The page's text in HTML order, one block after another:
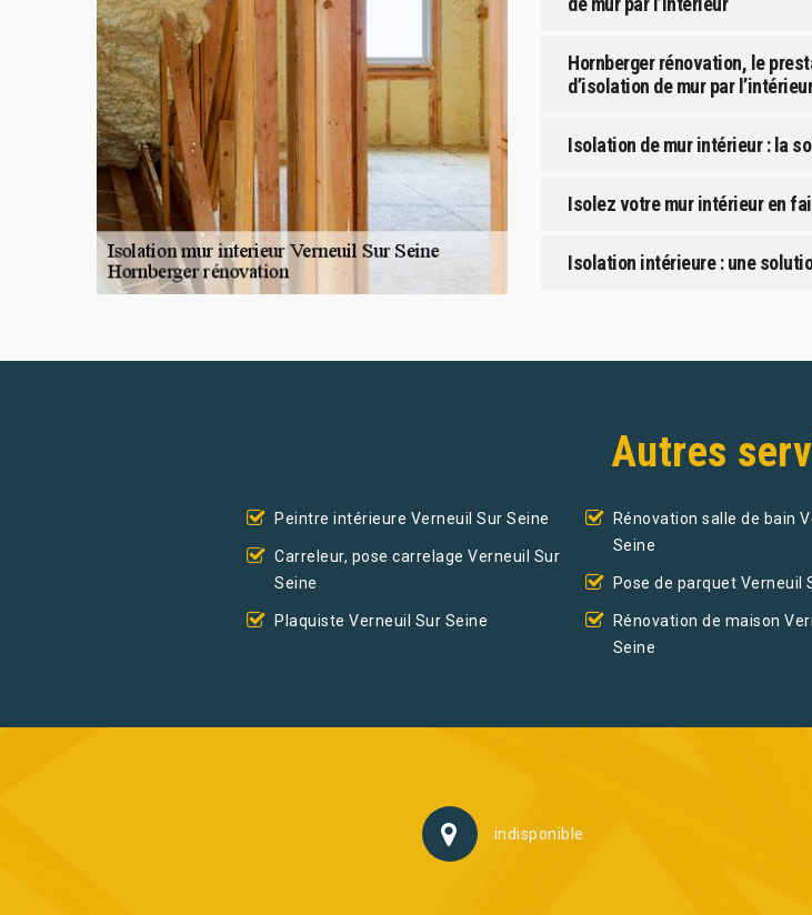
Hornberger rénovation, le
d’isolation de mur par l’intérieur
Isolation de mur intérieur : la
Isolez votre mur intérieur en
Isolation intérieure : une
Autres
Peintre intérieure Verneuil Sur Seine
Carreleur, pose carrelage Verneuil Sur
Seine
Plaquiste Verneuil Sur Seine
Rénovation salle de bain
Seine
Pose de parquet Verneuil
Rénovation de maison
Seine
indisponible